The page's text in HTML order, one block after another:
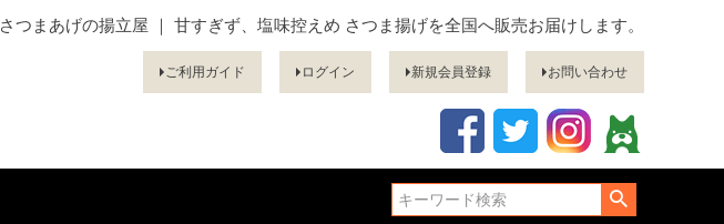
さつまあげの揚立屋 ｜ 甘すぎず、塩味控えめ さつま揚げを全国へ販売お届けします。
ご利用ガイド ログイン 新規会員登録 お問い合わせ